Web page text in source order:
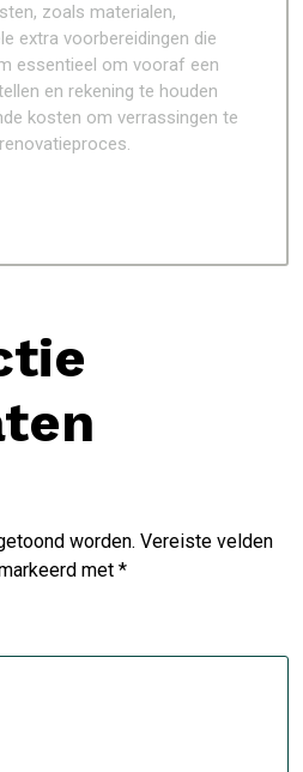
zoals materialen,
extra voorbereidingen die
essentieel om vooraf een
en rekening te houden
kosten om verrassingen te
worden. Vereiste velden
met *